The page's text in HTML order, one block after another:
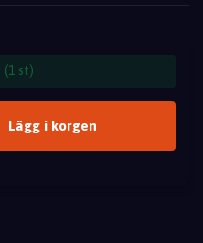
(1 st)
Lägg i korgen